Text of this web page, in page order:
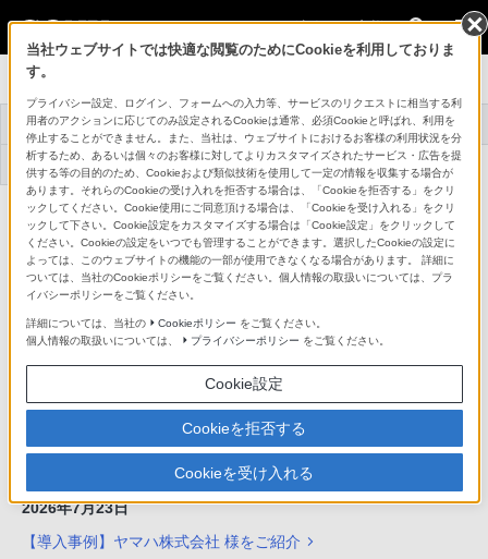
法人のお客様
[法人向け] カメラ
トップ おすすめ商品 導入事例 選べるサポート
お役立ち情報 お問い合わせ
お知らせ
2026年
2026年8月4日
【ニュースリリース】小型・軽量設計による優れた機動性と高画
質を両立 超望遠撮影を手軽に楽しめるズームレンズ『FE 100-
400mm F5.6-8 OSS』発売
2026年7月23日
【導入事例】ヤマハ株式会社 様をご紹介
当社ウェブサイトでは快適な閲覧のためにCookieを利用しておりま
す。
プライバシー設定、ログイン、フォームへの入力等、サービスのリクエストに相当する利
用者のアクションに応じてのみ設定されるCookieは通常、必須Cookieと呼ばれ、利用を
停止することができません。また、当社は、ウェブサイトにおけるお客様の利用状況を分
析するため、あるいは個々のお客様に対してよりカスタマイズされたサービス・広告を提
供する等の目的のため、Cookieおよび類似技術を使用して一定の情報を収集する場合が
あります。それらのCookieの受け入れを拒否する場合は、「Cookieを拒否する」をクリ
ックしてください。Cookie使用にご同意頂ける場合は、「Cookieを受け入れる」をクリ
ックして下さい。Cookie設定をカスタマイズする場合は「Cookie設定」をクリックして
ください。Cookieの設定をいつでも管理することができます。選択したCookieの設定に
よっては、このウェブサイトの機能の一部が使用できなくなる場合があります。 詳細に
ついては、当社のCookieポリシーをご覧ください。個人情報の取扱いについては、プラ
イバシーポリシーをご覧ください。
詳細については、当社の Cookieポリシー をご覧ください。
個人情報の取扱いについては、
プライバシーポリシー をご覧ください。
Cookie設定
Cookieを拒否する
Cookieを受け入れる